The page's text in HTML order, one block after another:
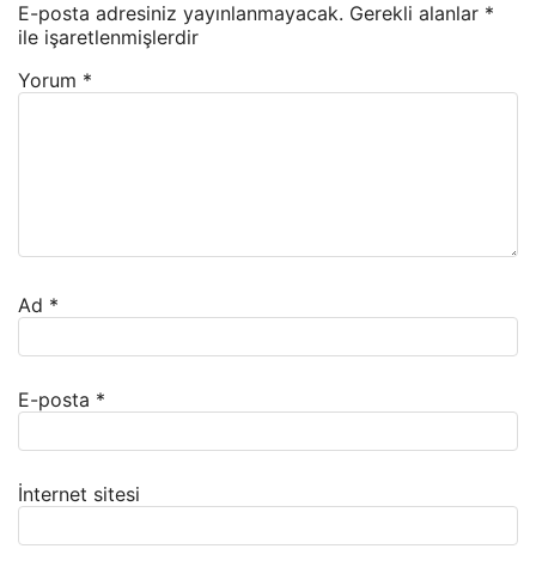
E-posta adresiniz yayınlanmayacak. Gerekli alanlar *
ile işaretlenmişlerdir
Yorum *
Ad *
E-posta *
İnternet sitesi